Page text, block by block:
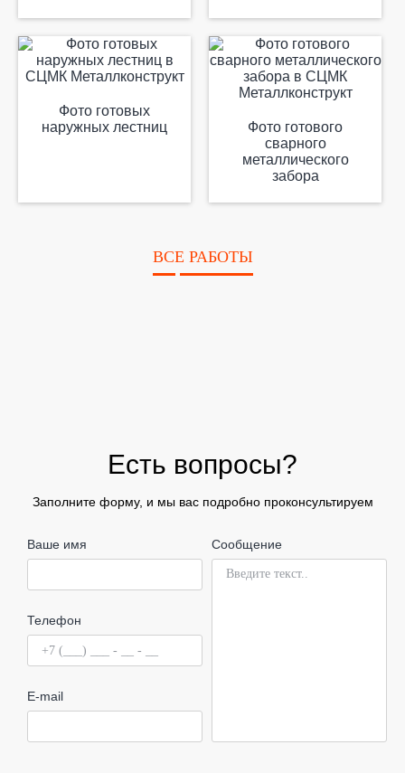
Фото готовых
наружных лестниц
Фото готового
сварного
металлического
забора
ВСЕ РАБОТЫ
Есть вопросы?
Заполните форму, и мы вас подробно проконсультируем
Ваше имя
Телефон
E-mail
Сообщение